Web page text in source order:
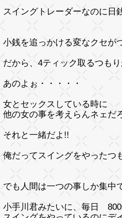
スイングトレーダーなのに日
小銭を追っかける変なクセが
だから、4ティック取るつも
あのよぉ・・・・・
女とセックスしている時に
他の女の事を考えらんネェだ
それと一緒だよ!!
俺だってスイングをやったつ
でも人間は一つの事しか集中
小手川君みたいに、毎日